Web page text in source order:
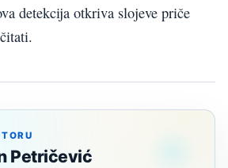
detekcija otkriva slojeve priče
Petričević